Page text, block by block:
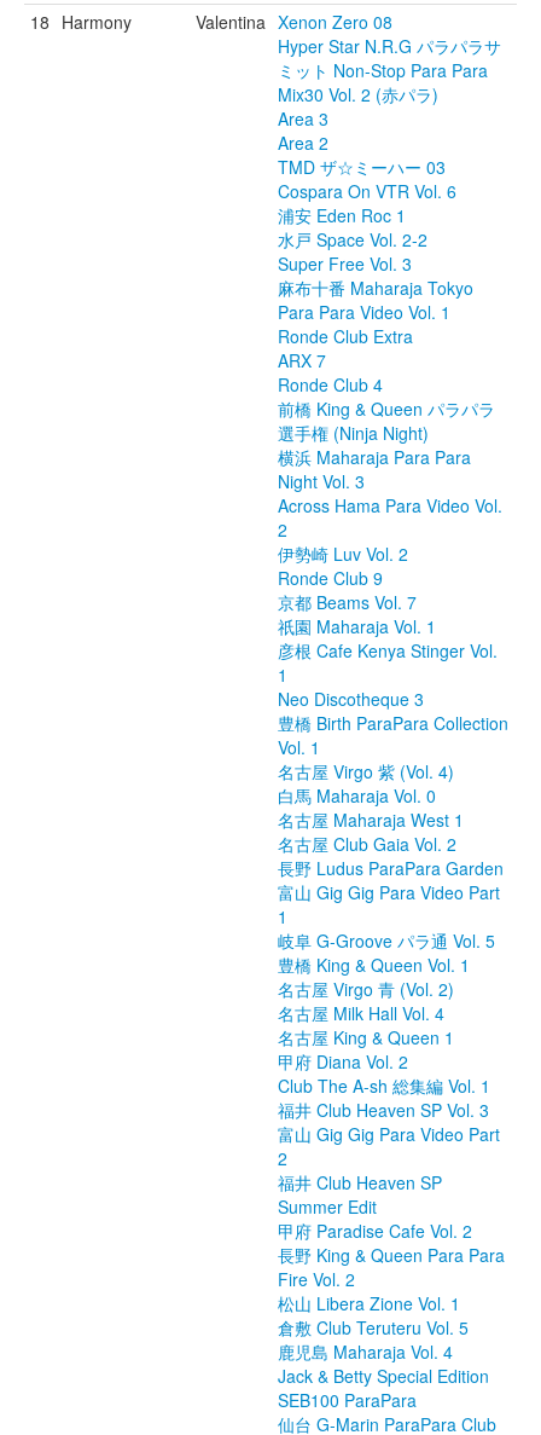
18 Harmony Valentina Xenon Zero 08
Hyper Star N.R.G パラパラサ
ミット Non-Stop Para Para
Mix30 Vol. 2 (赤パラ)
Area 3
Area 2
TMD ザ☆ミーハー 03
Cospara On VTR Vol. 6
浦安 Eden Roc 1
水戸 Space Vol. 2-2
Super Free Vol. 3
麻布十番 Maharaja Tokyo
Para Para Video Vol. 1
Ronde Club Extra
ARX 7
Ronde Club 4
前橋 King & Queen パラパラ
選手権 (Ninja Night)
横浜 Maharaja Para Para
Night Vol. 3
Across Hama Para Video Vol.
2
伊勢崎 Luv Vol. 2
Ronde Club 9
京都 Beams Vol. 7
祇園 Maharaja Vol. 1
彦根 Cafe Kenya Stinger Vol.
1
Neo Discotheque 3
豊橋 Birth ParaPara Collection
Vol. 1
名古屋 Virgo 紫 (Vol. 4)
白馬 Maharaja Vol. 0
名古屋 Maharaja West 1
名古屋 Club Gaia Vol. 2
長野 Ludus ParaPara Garden
富山 Gig Gig Para Video Part
1
岐阜 G-Groove パラ通 Vol. 5
豊橋 King & Queen Vol. 1
名古屋 Virgo 青 (Vol. 2)
名古屋 Milk Hall Vol. 4
名古屋 King & Queen 1
甲府 Diana Vol. 2
Club The A-sh 総集編 Vol. 1
福井 Club Heaven SP Vol. 3
富山 Gig Gig Para Video Part
2
福井 Club Heaven SP
Summer Edit
甲府 Paradise Cafe Vol. 2
長野 King & Queen Para Para
Fire Vol. 2
松山 Libera Zione Vol. 1
倉敷 Club Teruteru Vol. 5
鹿児島 Maharaja Vol. 4
Jack & Betty Special Edition
SEB100 ParaPara
仙台 G-Marin ParaPara Club